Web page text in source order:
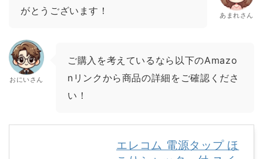
がとうございます！
あまれさん
おにいさん
ご購入を考えているなら以下のAmazo
nリンクから商品の詳細をご確認くださ
い！
エレコム 電源タップ ほ